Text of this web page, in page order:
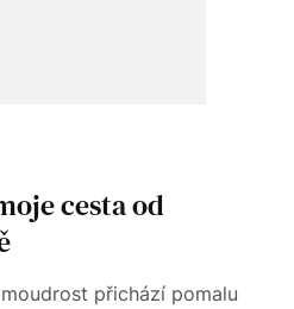
cesta od
přichází pomalu